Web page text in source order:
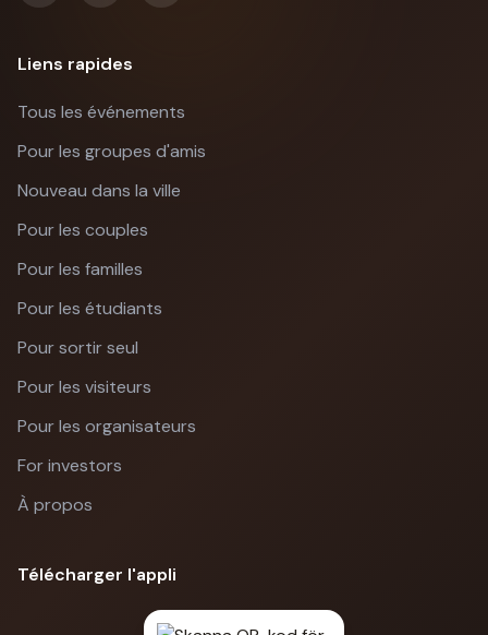
Liens rapides
Tous les événements
Pour les groupes d'amis
Nouveau dans la ville
Pour les couples
Pour les familles
Pour les étudiants
Pour sortir seul
Pour les visiteurs
Pour les organisateurs
For investors
À propos
Télécharger l'appli